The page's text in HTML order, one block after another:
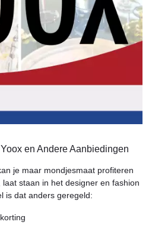
en Andere Aanbiedingen
je maar mondjesmaat profiteren
staan in het designer en fashion
is dat anders geregeld: